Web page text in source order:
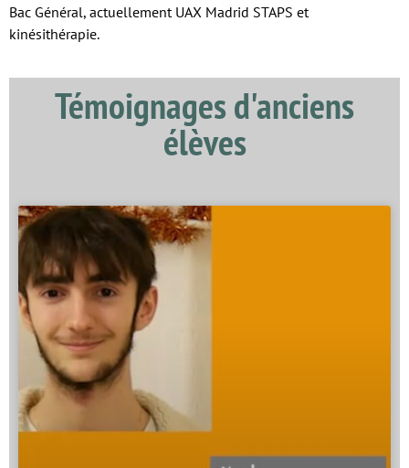
Bac Général, actuellement UAX Madrid STAPS et
kinésithérapie.
Témoignages d'anciens
élèves